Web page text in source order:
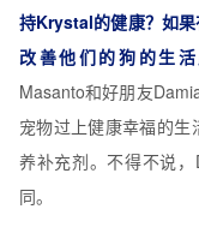
持Krystal的健康？ 如
改善他们的狗的生活
Masanto和好朋友
宠物过上健康幸福的
养补充剂。不得不说
同。